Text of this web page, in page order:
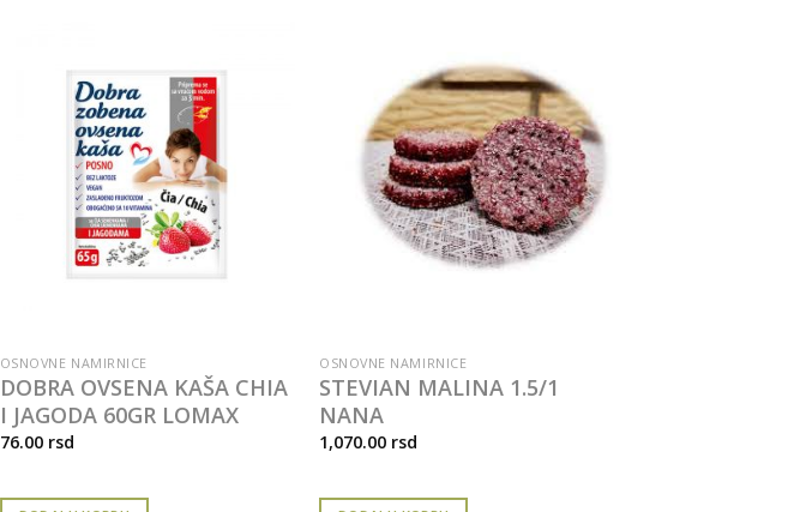
OSNOVNE NAMIRNICE
DOBRA OVSENA KAŠA CHIA
I JAGODA 60GR LOMAX
76.00 rsd
OSNOVNE NAMIRNICE
STEVIAN MALINA 1.5/1
NANA
1,070.00 rsd